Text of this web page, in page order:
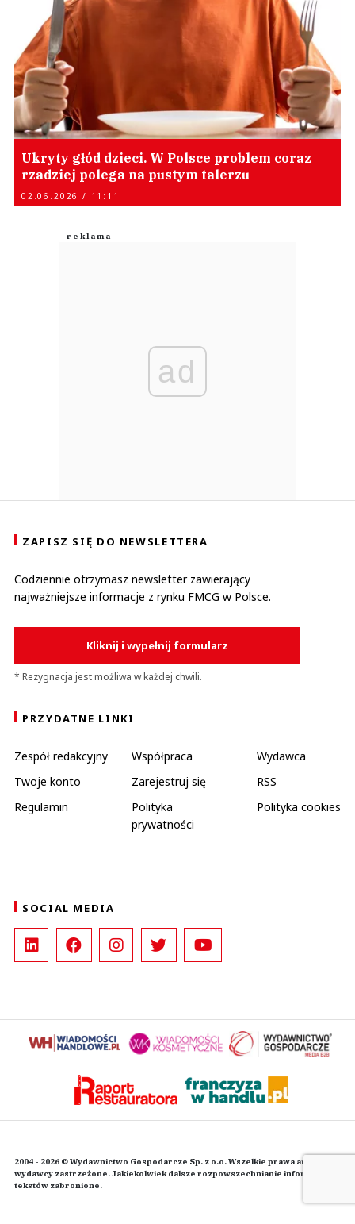
Ukryty głód dzieci. W Polsce problem coraz
rzadziej polega na pustym talerzu
02.06.2026 / 11:11
ad
ZAPISZ SIĘ DO NEWSLETTERA
Codziennie otrzymasz newsletter zawierający
najważniejsze informacje z rynku FMCG w Polsce.
Kliknij i wypełnij formularz
* Rezygnacja jest możliwa w każdej chwili.
PRZYDATNE LINKI
Zespół redakcyjny Współpraca
Wydawca
Twoje konto
Zarejestruj się
RSS
Regulamin
Polityka
prywatności
Polityka cookies
SOCIAL MEDIA
2004 - 2026 © Wydawnictwo Gospodarcze Sp. z o.o. Wszelkie prawa autorskie
wydawcy zastrzeżone. Jakiekolwiek dalsze rozpowszechnianie informacji i
tekstów zabronione.